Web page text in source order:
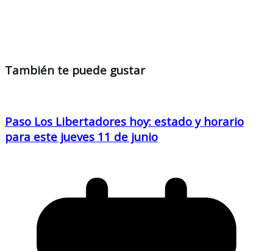
También te puede gustar
Paso Los Libertadores hoy: estado y horario
para este jueves 11 de junio